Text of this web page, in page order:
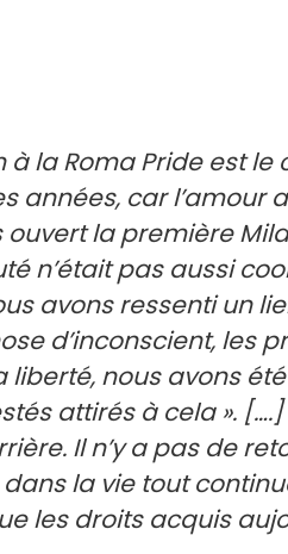
à la Roma Pride est
années, car
la première
n’était pas aussi
avons ressenti un
d’inconscient, les
liberté, nous avons
attirés à cela ».
Il n’y a pas de
la vie tout
les droits acquis